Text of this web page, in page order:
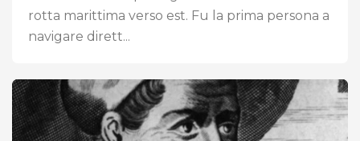
rotta marittima verso est. Fu la prima persona a
navigare dirett...